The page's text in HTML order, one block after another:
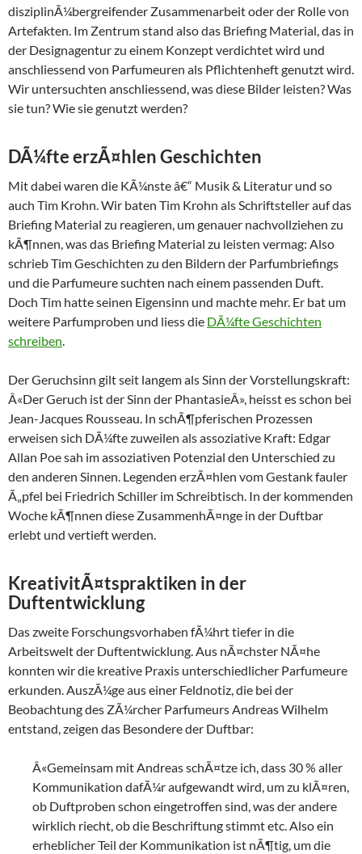
disziplinÃ¼bergreifender Zusammenarbeit oder der Rolle von
Artefakten. Im Zentrum stand also das Briefing Material, das in
der Designagentur zu einem Konzept verdichtet wird und
anschliessend von Parfumeuren als Pflichtenheft genutzt wird.
Wir untersuchten anschliessend, was diese Bilder leisten? Was
sie tun? Wie sie genutzt werden?
DÃ¼fte erzÃ¤hlen Geschichten
Mit dabei waren die KÃ¼nste â€“ Musik & Literatur und so
auch Tim Krohn. Wir baten Tim Krohn als Schriftsteller auf das
Briefing Material zu reagieren, um genauer nachvollziehen zu
kÃ¶nnen, was das Briefing Material zu leisten vermag: Also
schrieb Tim Geschichten zu den Bildern der Parfumbriefings
und die Parfumeure suchten nach einem passenden Duft.
Doch Tim hatte seinen Eigensinn und machte mehr. Er bat um
weitere Parfumproben und liess die DÃ¼fte Geschichten
schreiben.
Der Geruchsinn gilt seit langem als Sinn der Vorstellungskraft:
Â«Der Geruch ist der Sinn der PhantasieÂ», heisst es schon bei
Jean-Jacques Rousseau. In schÃ¶pferischen Prozessen
erweisen sich DÃ¼fte zuweilen als assoziative Kraft: Edgar
Allan Poe sah im assoziativen Potenzial den Unterschied zu
den anderen Sinnen. Legenden erzÃ¤hlen vom Gestank fauler
Ã„pfel bei Friedrich Schiller im Schreibtisch. In der kommenden
Woche kÃ¶nnen diese ZusammenhÃ¤nge in der Duftbar
erlebt und vertieft werden.
KreativitÃ¤tspraktiken in der
Duftentwicklung
Das zweite Forschungsvorhaben fÃ¼hrt tiefer in die
Arbeitswelt der Duftentwicklung. Aus nÃ¤chster NÃ¤he
konnten wir die kreative Praxis unterschiedlicher Parfumeure
erkunden. AuszÃ¼ge aus einer Feldnotiz, die bei der
Beobachtung des ZÃ¼rcher Parfumeurs Andreas Wilhelm
entstand, zeigen das Besondere der Duftbar:
Â«Gemeinsam mit Andreas schÃ¤tze ich, dass 30 % aller
Kommunikation dafÃ¼r aufgewandt wird, um zu klÃ¤ren,
ob Duftproben schon eingetroffen sind, was der andere
wirklich riecht, ob die Beschriftung stimmt etc. Also ein
erheblicher Teil der Kommunikation ist nÃ¶tig, um die